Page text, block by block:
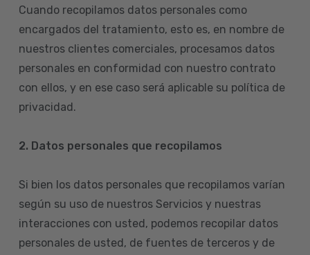
Cuando recopilamos datos personales como
encargados del tratamiento, esto es, en nombre de
nuestros clientes comerciales, procesamos datos
personales en conformidad con nuestro contrato
con ellos, y en ese caso será aplicable su política de
privacidad.
2. Datos personales que recopilamos
Si bien los datos personales que recopilamos varían
según su uso de nuestros Servicios y nuestras
interacciones con usted, podemos recopilar datos
personales de usted, de fuentes de terceros y de